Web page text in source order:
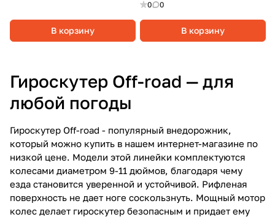
В корзину
0 0
В корзину
Гироскутер Off-road — для
любой погоды
Гироскутер Off-road - популярный внедорожник,
который можно купить в нашем интернет-магазине по
низкой цене. Модели этой линейки комплектуются
колесами диаметром 9-11 дюймов, благодаря чему
езда становится уверенной и устойчивой. Рифленая
поверхность не дает ноге соскользнуть. Мощный мотор
колес делает гироскутер безопасным и придает ему